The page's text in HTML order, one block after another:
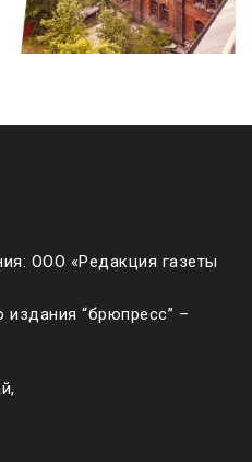
ООО «Редакция газеты
издания “брюпресс” –